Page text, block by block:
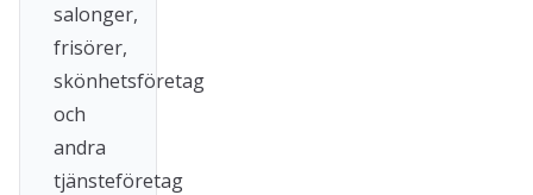
salonger,
frisörer,
skönhetsföretag
och
andra
tjänsteföretag